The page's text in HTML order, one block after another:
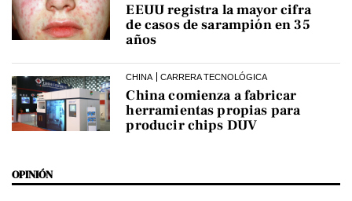
EEUU registra la mayor cifra
de casos de sarampión en 35
años
CHINA CARRERA TECNOLÓGICA
China comienza a fabricar
herramientas propias para
producir chips DUV
OPINIÓN